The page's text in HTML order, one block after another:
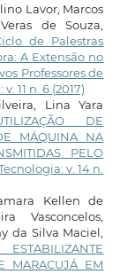
Lavor, Marcos
de Souza,
de Palestras
A Extensão no
Professores de
11 n. 6 (2017)
Lina Yara
DE
MÁQUINA NA
PELO
v. 14 n.
Kellen de
Vasconcelos,
da Silva Maciel,
MARACUJÁ EM